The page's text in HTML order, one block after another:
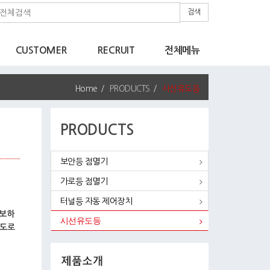
검색
CUSTOMER RECRUIT 전체메뉴
Home PRODUCTS 시선유도등
하
로
PRODUCTS
보안등 점멸기
가로등 점멸기
터널등 자동 제어장치
시선유도등